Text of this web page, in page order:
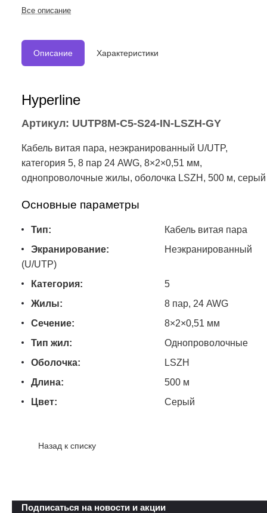
HF, –20°C - +75°C, серый
Все описание
Описание Характеристики
Hyperline
Артикул: UUTP8M-C5-S24-IN-LSZH-GY
Кабель витая пара, неэкранированный U/UTP,
категория 5, 8 пар 24 AWG, 8×2×0,51 мм,
однопроволочные жилы, оболочка LSZH, 500 м, серый
Основные параметры
Тип:
Кабель витая пара
Экранирование:
Неэкранированный
(U/UTP)
Категория:
5
Жилы:
8 пар, 24 AWG
Сечение:
8×2×0,51 мм
Тип жил:
Однопроволочные
Оболочка:
LSZH
Длина:
500 м
Цвет:
Серый
Назад к списку
Подписаться на новости и акции